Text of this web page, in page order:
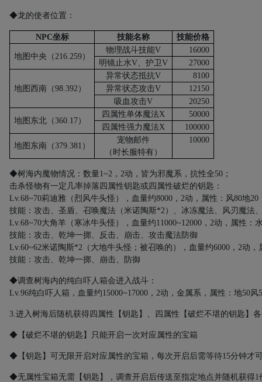
◆龙的使者位置：
NPC坐标 技能名称 技能价格
地图中央（216.259）
物理战斗技能V
16000
明镜止水V、护卫V 27000
地图西南（98.392）
异常状态抵抗V
8100
异常状态攻击V
12150
吸血攻击V 20250
地图东北（360.17）
四属性单体魔法X
50000
四属性强力魔法X 100000
地图东南（379.381 ）
宠物邮件
（时长服特有）
10000
◆树海内魔物情况：数量1~2 ， 2动，皆为邪魔系，抗性全50 ；
击杀怪物有一定几率掉落四属性钥匙或四属性破烂的钥匙：
Lv.68~70莉迪雅（烈风牛头怪），血量约8000 ， 2动，属性：风80地20
技能：攻击、圣盾、召唤魔法（米诺陶斯*2）、冰冻魔法、风刃魔法
Lv.68~70大角羊（寒冰牛头怪），血量约11000~12000 ， 2动，属性：
技能：攻击、乾坤一掷、反击、崩击、攻击魔法防御
Lv.60~62米诺陶斯*2 （大地牛头怪；被召唤的），血量约6000 ， 2动，
技能：攻击、乾坤一掷、崩击、防御
◆调查树海内的纯白吓人箱会进入战斗：
Lv.96纯白吓人箱，血量约15000~17000 ， 2动，金属系，属性：地50风
3.进入树海后随机获得四属性【钥匙】、四属性【破烂不堪的钥匙】
◆【破烂不堪的钥匙】只能开启一次对应属性的宝箱
◆【钥匙】可无限开启对应属性的宝箱，每次开启后需等待15分钟才
◆无属性宝箱无需【钥匙】，调查开启后传送至指定地点并随机获得1